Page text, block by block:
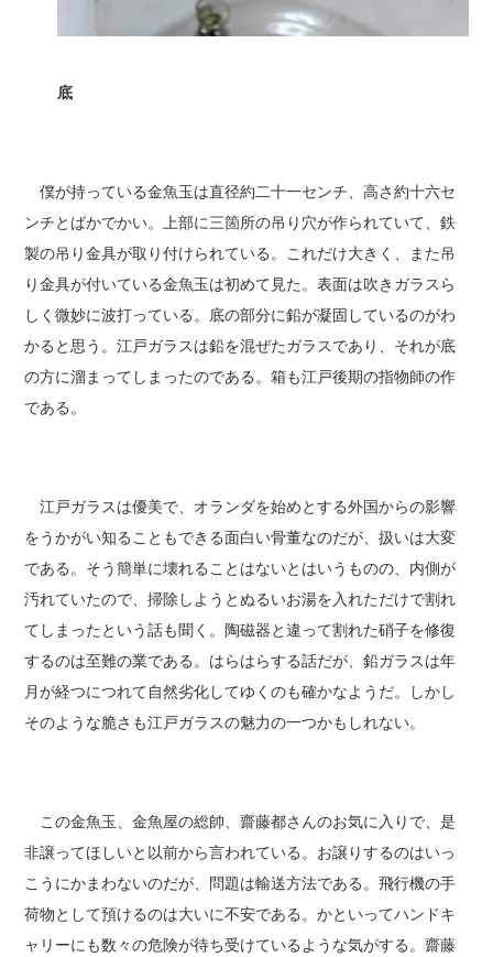
底
僕が持っている金魚玉は直径約二十一センチ、高さ約十六セ
ンチとばかでかい。上部に三箇所の吊り穴が作られていて、鉄
製の吊り金具が取り付けられている。これだけ大きく、また吊
り金具が付いている金魚玉は初めて見た。表面は吹きガラスら
しく微妙に波打っている。底の部分に鉛が凝固しているのがわ
かると思う。江戸ガラスは鉛を混ぜたガラスであり、それが底
の方に溜まってしまったのである。箱も江戸後期の指物師の作
である。
江戸ガラスは優美で、オランダを始めとする外国からの影響
をうかがい知ることもできる面白い骨董なのだが、扱いは大変
である。そう簡単に壊れることはないとはいうものの、内側が
汚れていたので、掃除しようとぬるいお湯を入れただけで割れ
てしまったという話も聞く。陶磁器と違って割れた硝子を修復
するのは至難の業である。はらはらする話だが、鉛ガラスは年
月が経つにつれて自然劣化してゆくのも確かなようだ。しかし
そのような脆さも江戸ガラスの魅力の一つかもしれない。
この金魚玉、金魚屋の総帥、齋藤都さんのお気に入りで、是
非譲ってほしいと以前から言われている。お譲りするのはいっ
こうにかまわないのだが、問題は輸送方法である。飛行機の手
荷物として預けるのは大いに不安である。かといってハンドキ
ャリーにも数々の危険が待ち受けているような気がする。齋藤